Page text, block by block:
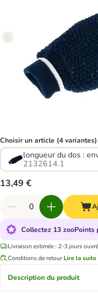
Choisir un article (4 variantes)
longueur du dos :
2132614.1
13,49 €
Collectez 13 zooPoints
Livraison estimée : 2-3 jours
Conditions de retour Lire la suite
Description du produit